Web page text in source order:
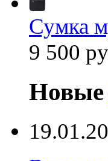
Сумка
9 500
Новые